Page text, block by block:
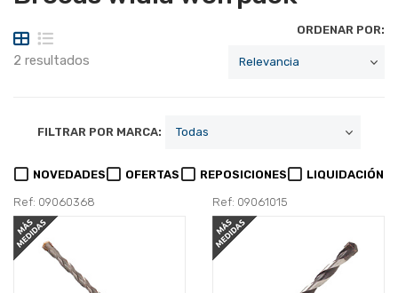
2 resultados
ORDENAR POR:
FILTRAR POR MARCA:
NOVEDADES OFERTAS REPOSICIONES LIQUIDACIÓN
Ref: 09060368 Ref: 09061015